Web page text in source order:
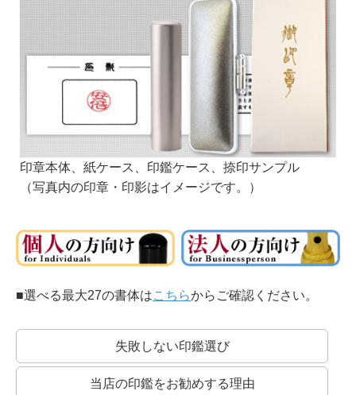
一般的に細身（小さめ）の印鑑は、エレガントなイメージを。太め（大きめ）の印
鑑は、貫禄や頼りがいのあるイメージを相手に与えます。
特に女性の場合は、太い印章（印鑑）は、男性の場合は、細い印章（印鑑）が手の
大きさの影響で少し持ちにくい場合もあります。
※性別と各サイズのイメージは、
でも詳しくご紹介していま
す。
書体・彫刻するお名前などをご記入の上、カートに入れてお買い上げの手続きをお
願いします。
■カートへの入力の方法について■
・書体をお選びください。
・彫刻の向き（縦書き・横書き）をお選びください。 ・彫刻文字 お名前をお入れ
■書体見本一覧：
書体名の頭にKがついている書体は、当社オリジナルの書体です。
お好みの書体をみつけてくださいね。
印鑑の文字の読みやすさより、偽造のしにくさや、風格を重視して選ぶとよいでし
印章本体、紙ケース、印鑑ケース、捺印サンプル
（写真内の印章・印影はイメージです。）
■選べる最大27の書体はこちらからご確認ください。
失敗しない印鑑選び
当店の印鑑をお勧めする理由